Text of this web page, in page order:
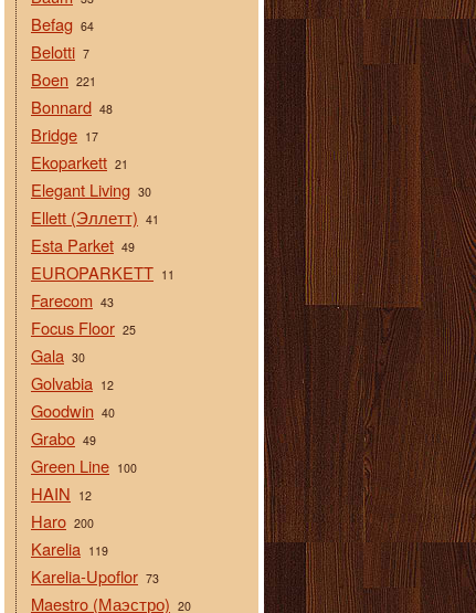
Befag 64
Belotti 7
Boen 221
Bonnard 48
Bridge 17
Ekoparkett 21
Elegant Living 30
Ellett (Эллетт) 41
Esta Parket 49
EUROPARKETT 11
Farecom 43
Focus Floor 25
Gala 30
Golvabia 12
Goodwin 40
Grabo 49
Green Line 100
HAIN 12
Haro 200
Karelia 119
Karelia-Upoflor 73
Maestro (Маэстро) 20